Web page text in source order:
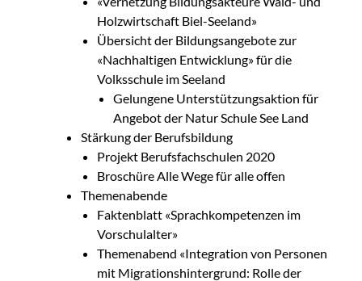
Holzwirtschaft Biel-Seeland»
Übersicht der Bildungsangebote zur
«Nachhaltigen Entwicklung» für die
Volksschule im Seeland
Gelungene Unterstützungsaktion für
Angebot der Natur Schule See Land
Stärkung der Berufsbildung
Projekt Berufsfachschulen 2020
Broschüre Alle Wege für alle offen
Themenabende
Faktenblatt «Sprachkompetenzen im
Vorschulalter»
Themenabend «Integration von Personen
mit Migrationshintergrund: Rolle der